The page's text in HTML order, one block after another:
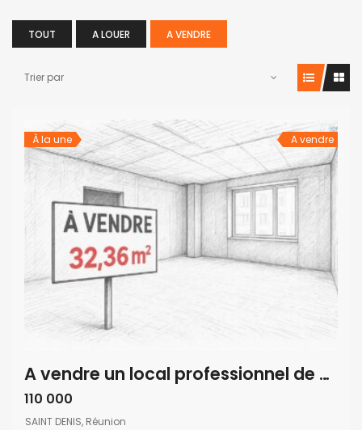
TOUT A LOUER A VENDRE
Trier par
À la une A vendre
A vendre un local professionnel de 32.36m2 avec parking à Saint Denis
110 000
SAINT DENIS, Réunion